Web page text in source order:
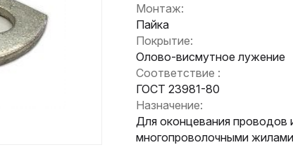
Монтаж:
Пайка
Покрытие:
Олово-висмутное лужение
Соответствие :
ГОСТ 23981-80
Назначение:
Для оконцевания проводов
многопроволочными жилами
ОТПРАВИТЬ
Армавир
Геленджик
Горячий Ключ
Донецк
Краснодар
Кропоткин
Ростов
Симферополь
Ставрополь